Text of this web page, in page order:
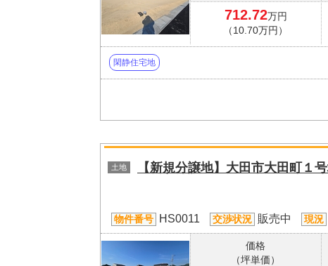
712.72万円
（10.70万円）
閑静住宅地
土地 【新規分譲地】大田市大田町１
物件番号 HS0011 交渉状況 販売中 現況
価格
（坪単価）